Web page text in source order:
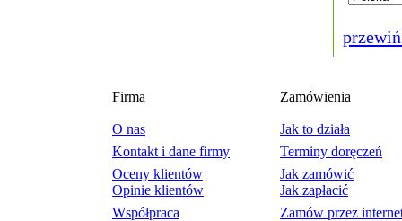
Firma
O nas
Kontakt i dane firmy
Oceny klientów
Opinie klientów
Współpraca
Zamówienia
Jak to działa
Terminy doręczeń
Jak zamówić
Jak zapłacić
Zamów przez